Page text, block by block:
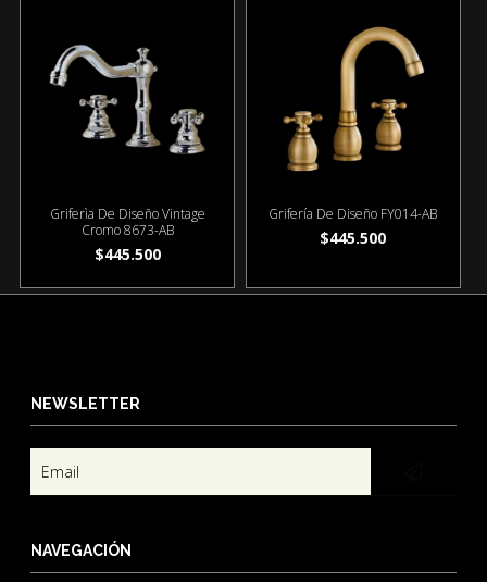
Griferìa De Diseño Vintage
Cromo 8673-AB
$445.500
Grifería De Diseño FY014-AB
$445.500
NEWSLETTER
NAVEGACIÓN